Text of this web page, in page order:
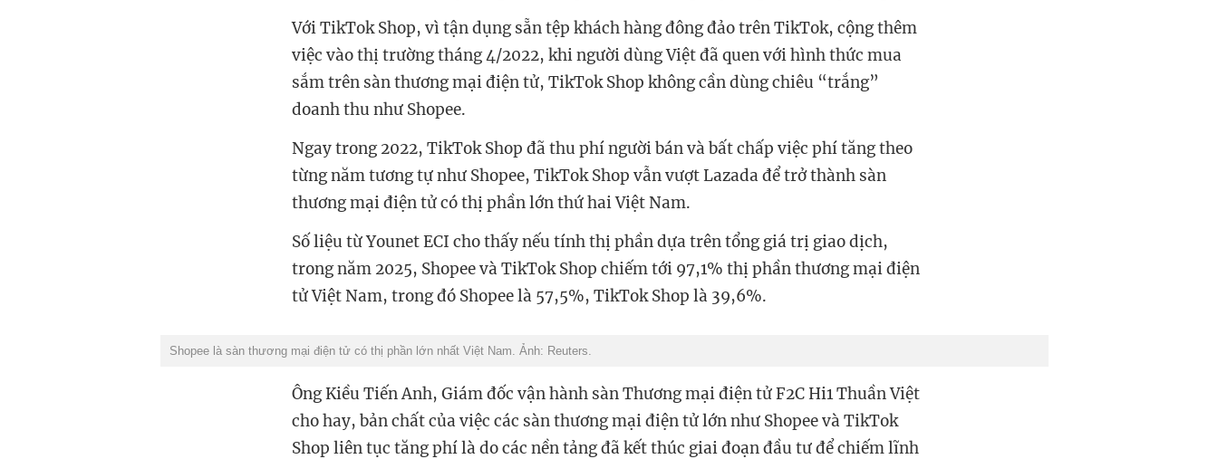
Với TikTok Shop, vì tận dụng sẵn tệp khách hàng đông đảo trên TikTok, cộng thêm
việc vào thị trường tháng 4/2022, khi người dùng Việt đã quen với hình thức mua
sắm trên sàn thương mại điện tử, TikTok Shop không cần dùng chiêu “trắng”
doanh thu như Shopee.
Ngay trong 2022, TikTok Shop đã thu phí người bán và bất chấp việc phí tăng theo
từng năm tương tự như Shopee, TikTok Shop vẫn vượt Lazada để trở thành sàn
thương mại điện tử có thị phần lớn thứ hai Việt Nam.
Số liệu từ Younet ECI cho thấy nếu tính thị phần dựa trên tổng giá trị giao dịch,
trong năm 2025, Shopee và TikTok Shop chiếm tới 97,1% thị phần thương mại điện
tử Việt Nam, trong đó Shopee là 57,5%, TikTok Shop là 39,6%.
Shopee là sàn thương mại điện tử có thị phần lớn nhất Việt Nam. Ảnh: Reuters.
Ông Kiều Tiến Anh, Giám đốc vận hành sàn Thương mại điện tử F2C Hi1 Thuần Việt
cho hay, bản chất của việc các sàn thương mại điện tử lớn như Shopee và TikTok
Shop liên tục tăng phí là do các nền tảng đã kết thúc giai đoạn đầu tư để chiếm lĩnh